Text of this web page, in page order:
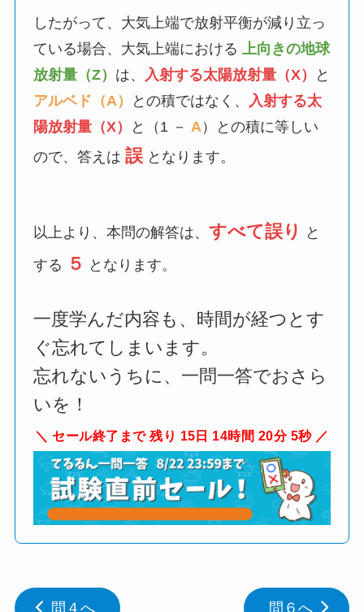
したがって、大気上端で放射平衡が減り立っ
ている場合、大気上端における
上向きの地球
放射量（Z） は、 入射する太陽放射量（X）
と
アルベド（A）
との積ではなく、
入射する太
陽放射量（X）
と（1 － A ）との積に等しい
ので、答えは誤 となります。
以上より、本問の解答は、すべて誤り
と
する ５ となります。
一度学んだ内容も、時間が経つとす
ぐ忘れてしまいます。
忘れないうちに、一問一答でおさら
いを！
セール終了まで 残り 15日 14時間 20分 4秒
問４へ 問６へ